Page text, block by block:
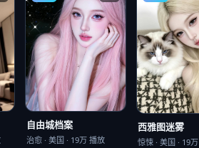
自由城档案
治愈· 美国 · 19万播放
西雅图迷雾
惊悚 ·美国 · 19万